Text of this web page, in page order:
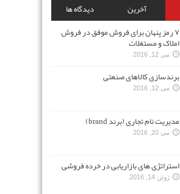
آخرین
دیدگاه ها
۷ رمز پنهان برای فروش موفق در فروش
املاک و مستغلات
می 12, 2016
برندسازی کالاهای صنعتی
می 12, 2016
مدیریت نام تجاری (برند brand)
می 20, 2016
استراتژی های بازاریابی در خرده فروشی
ژوئن 14, 2016